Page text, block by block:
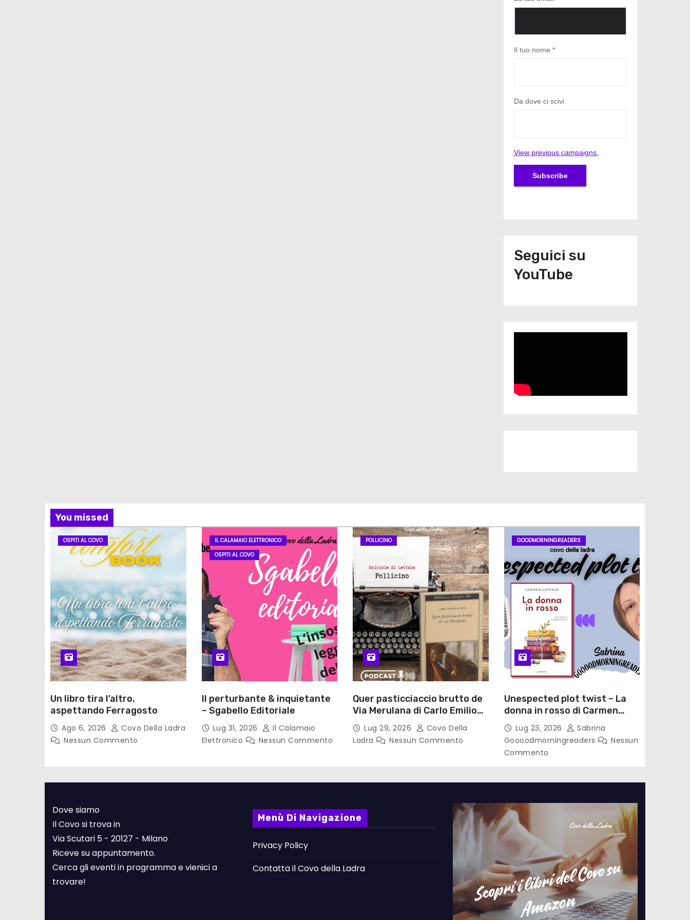
Il tuo nome *
Da dove ci scivi
View previous campaigns.
Seguici su
YouTube
You missed
OSPITI AL COVO
Un libro tira l’altro,
aspettando Ferragosto
Ago 6, 2026
Covo Della Ladra
Nessun Commento
IL CALAMAIO ELETTRONICO
OSPITI AL COVO
Il perturbante & inquietante
– Sgabello Editoriale
Lug 31, 2026
Il Calamaio
Elettronico
Nessun Commento
POLLICINO
Quer pasticciaccio brutto de
Via Merulana di Carlo Emilio
Gadda – Pollicino. Briciole di
lettura
Lug 29, 2026
Covo Della
Ladra
Nessun Commento
GOODMORNINGREADERS
Unespected plot twist – La
donna in rosso di Carmen
Laterza
Lug 23, 2026
Sabrina
Goooodmorningreaders
Nessun
Commento
Dove siamo
Il Covo si trova in
Via Scutari 5 - 20127 - Milano
Riceve su appuntamento.
Cerca gli eventi in programma e vienici a
trovare!
Menù Di Navigazione
Privacy Policy
Contatta il Covo della Ladra